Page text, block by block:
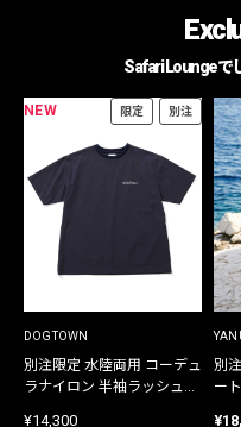
Safari Loungeで
NEW 限定 別注
DOGTOWN
別注限定 水陸両用 コーデュ
ラナイロン 半袖ラッシュガ
¥14,300
別
ー